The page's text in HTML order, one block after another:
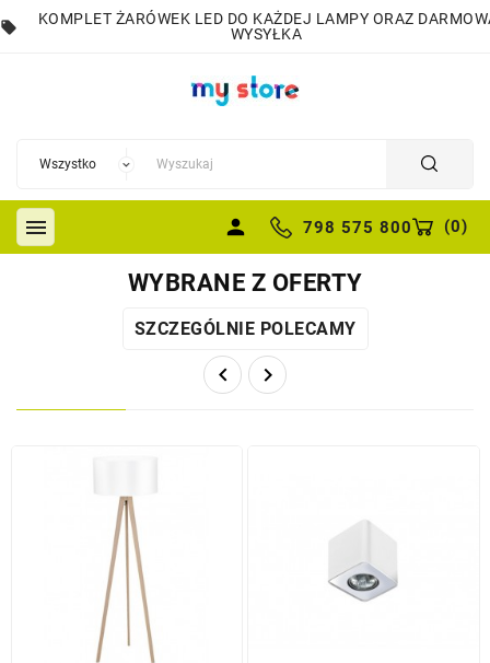
local_offer
KOMPLET ŻARÓWEK LED DO KAŻDEJ LAMPY ORAZ
WYSYŁKA
 person 798 575 800 (0)
WYBRANE Z OFERTY
SZCZEGÓLNIE POLECAMY
 